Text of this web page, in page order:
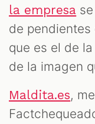
la empresa
de pendientes
que es el de
de la imagen
Maldita.es,